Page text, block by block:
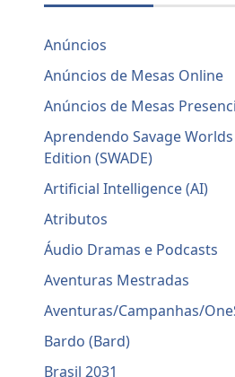
Anúncios
Anúncios de Mesas Online
Anúncios de Mesas
Aprendendo Savage
Edition (SWADE)
Artificial Intelligence (AI)
Atributos
Áudio Dramas e Podcasts
Aventuras Mestradas
Aventuras/Campanhas/
Bardo (Bard)
Brasil 2031